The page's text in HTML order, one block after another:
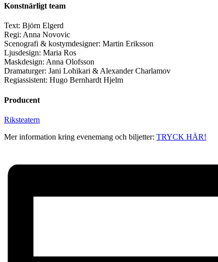
Konstnärligt team
Text: Björn Elgerd
Regi: Anna Novovic
Scenografi & kostymdesigner: Martin Eriksson
Ljusdesign: Maria Ros
Maskdesign: Anna Olofsson
Dramaturger: Jani Lohikari & Alexander Charlamov
Regiassistent: Hugo Bernhardt Hjelm
Producent
Riksteatern
Mer information kring evenemang och biljetter: TRYCK HÄR!